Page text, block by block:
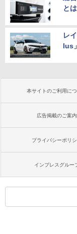
と
レ
lus
本サイトのご利用に
広告掲載のご案内
プライバシーポリ
インプレスグルー